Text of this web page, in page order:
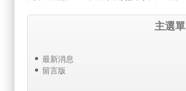
您在這裡
主選單
最新消息
留言版